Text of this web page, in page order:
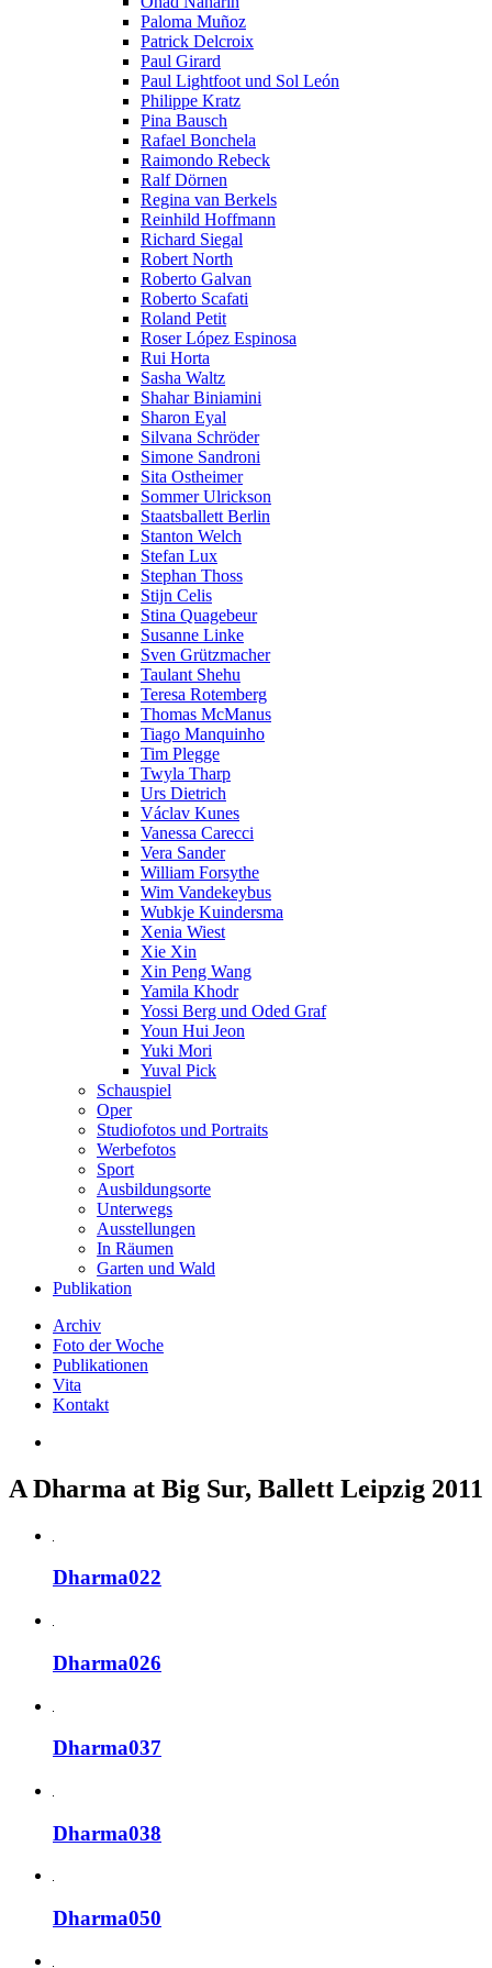
Paloma Muñoz
Patrick Delcroix
Paul Girard
Paul Lightfoot und Sol León
Philippe Kratz
Pina Bausch
Rafael Bonchela
Raimondo Rebeck
Ralf Dörnen
Regina van Berkels
Reinhild Hoffmann
Richard Siegal
Robert North
Roberto Galvan
Roberto Scafati
Roland Petit
Roser López Espinosa
Rui Horta
Sasha Waltz
Shahar Biniamini
Sharon Eyal
Silvana Schröder
Simone Sandroni
Sita Ostheimer
Sommer Ulrickson
Staatsballett Berlin
Stanton Welch
Stefan Lux
Stephan Thoss
Stijn Celis
Stina Quagebeur
Susanne Linke
Sven Grützmacher
Taulant Shehu
Teresa Rotemberg
Thomas McManus
Tiago Manquinho
Tim Plegge
Twyla Tharp
Urs Dietrich
Václav Kunes
Vanessa Carecci
Vera Sander
William Forsythe
Wim Vandekeybus
Wubkje Kuindersma
Xenia Wiest
Xie Xin
Xin Peng Wang
Yamila Khodr
Yossi Berg und Oded Graf
Youn Hui Jeon
Yuki Mori
Yuval Pick
Schauspiel
Oper
Studiofotos und Portraits
Werbefotos
Sport
Ausbildungsorte
Unterwegs
Ausstellungen
In Räumen
Garten und Wald
Publikation
Archiv
Foto der Woche
Publikationen
Vita
Kontakt
A Dharma at Big Sur, Ballett Leipzig 2011
Dharma022
Dharma026
Dharma037
Dharma038
Dharma050